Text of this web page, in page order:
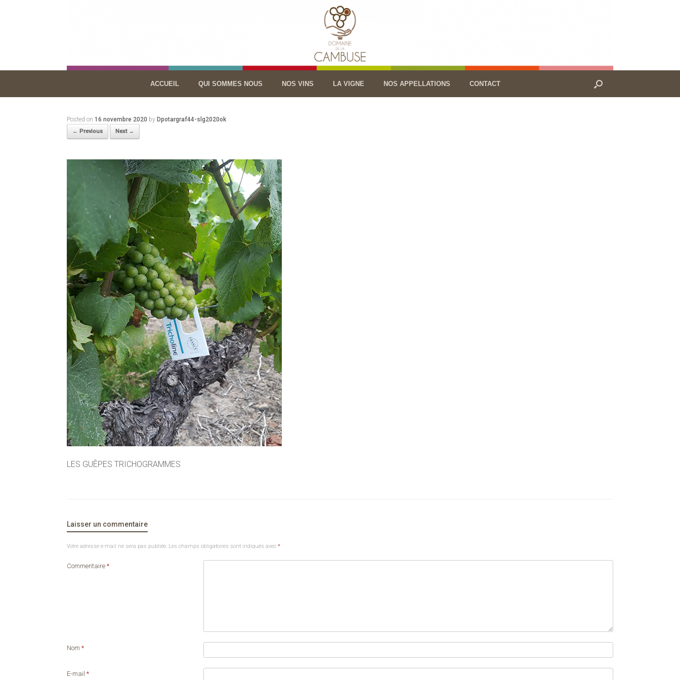
ACCUEIL QUI SOMMES NOUS NOS VINS LA VIGNE NOS APPELLATIONS CONTACT
Posted on 16 novembre 2020 by Dpotargraf44-slg2020ok
← Previous Next →
LES GUÊPES TRICHOGRAMMES
Laisser un commentaire
Votre adresse e-mail ne sera pas publiée. Les champs obligatoires sont indiqués avec *
Commentaire *
Nom *
E-mail *